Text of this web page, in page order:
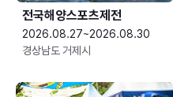
전국해양스포츠제전
2026.08.27~2026.08.30
경상남도 거제시